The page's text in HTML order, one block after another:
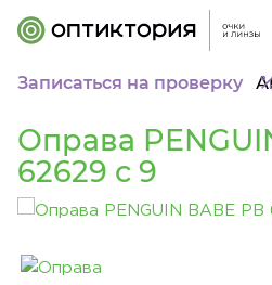
Записаться на проверку
Оправа
62629 c 9